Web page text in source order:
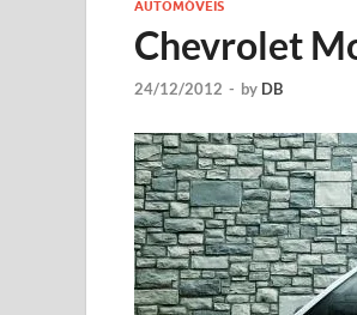
AUTOMÓVEIS
Chevrolet
24/12/2012 - by DB